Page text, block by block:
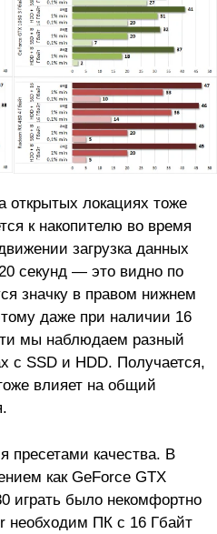
открытых локациях тоже
к накопителю во время
загрузка данных
секунд — это видно по
значку в правом нижнем
даже при наличии 16
мы наблюдаем разный
с SSD и HDD. Получается,
влияет на общий
пресетами качества. В
как GeForce GTX
играть было некомфортно
необходим ПК с 16 Гбайт